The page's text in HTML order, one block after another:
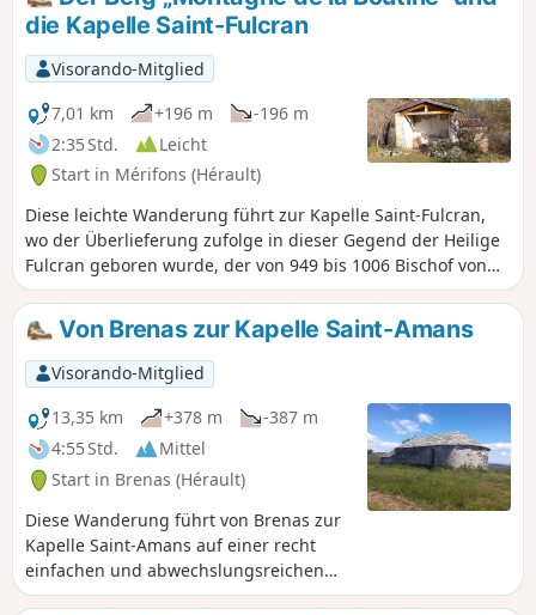
von der anderen Seite des Tals aus zu sehen sind.
die Kapelle Saint-Fulcran
Visorando-Mitglied
7,01 km
+196 m
-196 m
2:35 Std.
Leicht
Start in Mérifons (Hérault)
Diese leichte Wanderung führt zur Kapelle Saint-Fulcran,
wo der Überlieferung zufolge in dieser Gegend der Heilige
Fulcran geboren wurde, der von 949 bis 1006 Bischof von
Lodève war. Anschließend erfolgt der Aufstieg über einen
alten Weg zum Mas de Pradels. Der Rückweg führt zur
Montagne de la Boutine, von der aus man über einen
serpeninenartigen Pfad hinabsteigt.
Von Brenas zur Kapelle Saint-Amans
Visorando-Mitglied
13,35 km
+378 m
-387 m
4:55 Std.
Mittel
Start in Brenas (Hérault)
Diese Wanderung führt von Brenas zur
Kapelle Saint-Amans auf einer recht
einfachen und abwechslungsreichen
Route.